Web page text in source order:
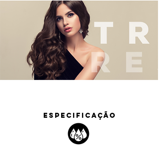
ESPECIFICAÇÃO